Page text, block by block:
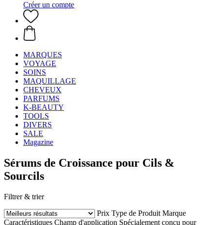
Créer un compte
MARQUES
VOYAGE
SOINS
MAQUILLAGE
CHEVEUX
PARFUMS
K-BEAUTY
TOOLS
DIVERS
SALE
Magazine
Sérums de Croissance pour Cils &
Sourcils
Filtrer & trier
Prix Type de Produit Marque
Caractéristiques Champ d'application Spécialement conçu pour